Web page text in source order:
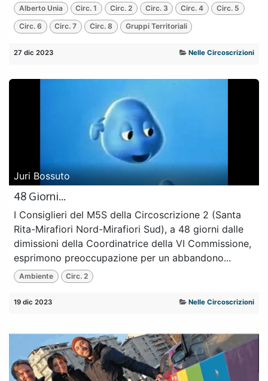
Alberto Unia Circ. 1 Circ. 2 Circ. 3 Circ. 4 Circ. 5
Circ. 6 Circ. 7 Circ. 8 Gruppi Territoriali
27 dic 2023 Nelle Circoscrizioni
Juri Bossuto
48 Giorni...
I Consiglieri del M5S della Circoscrizione 2 (Santa
Rita-Mirafiori Nord-Mirafiori Sud), a 48 giorni dalle
dimissioni della Coordinatrice della VI Commissione,
esprimono preoccupazione per un abbandono...
Ambiente Circ. 2
19 dic 2023 Nelle Circoscrizioni